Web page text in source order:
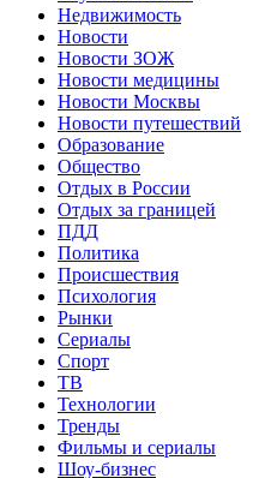
Недвижимость
Новости
Новости ЗОЖ
Новости медицины
Новости Москвы
Новости путешествий
Образование
Общество
Отдых в России
Отдых за границей
ПДД
Политика
Происшествия
Психология
Рынки
Сериалы
Спорт
ТВ
Технологии
Тренды
Фильмы и сериалы
Шоу-бизнес